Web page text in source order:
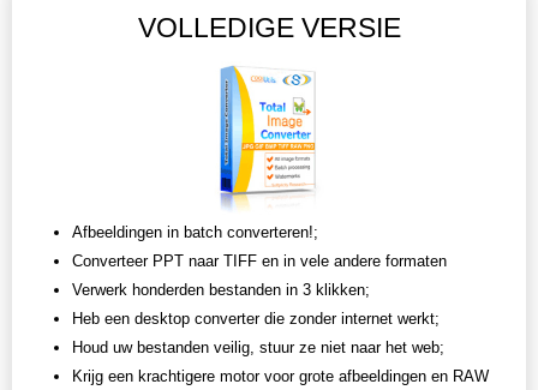
VOLLEDIGE VERSIE
Afbeeldingen in batch converteren!;
Converteer PPT naar TIFF en in vele andere formaten
Verwerk honderden bestanden in 3 klikken;
Heb een desktop converter die zonder internet werkt;
Houd uw bestanden veilig, stuur ze niet naar het web;
Krijg een krachtigere motor voor grote afbeeldingen en RAW